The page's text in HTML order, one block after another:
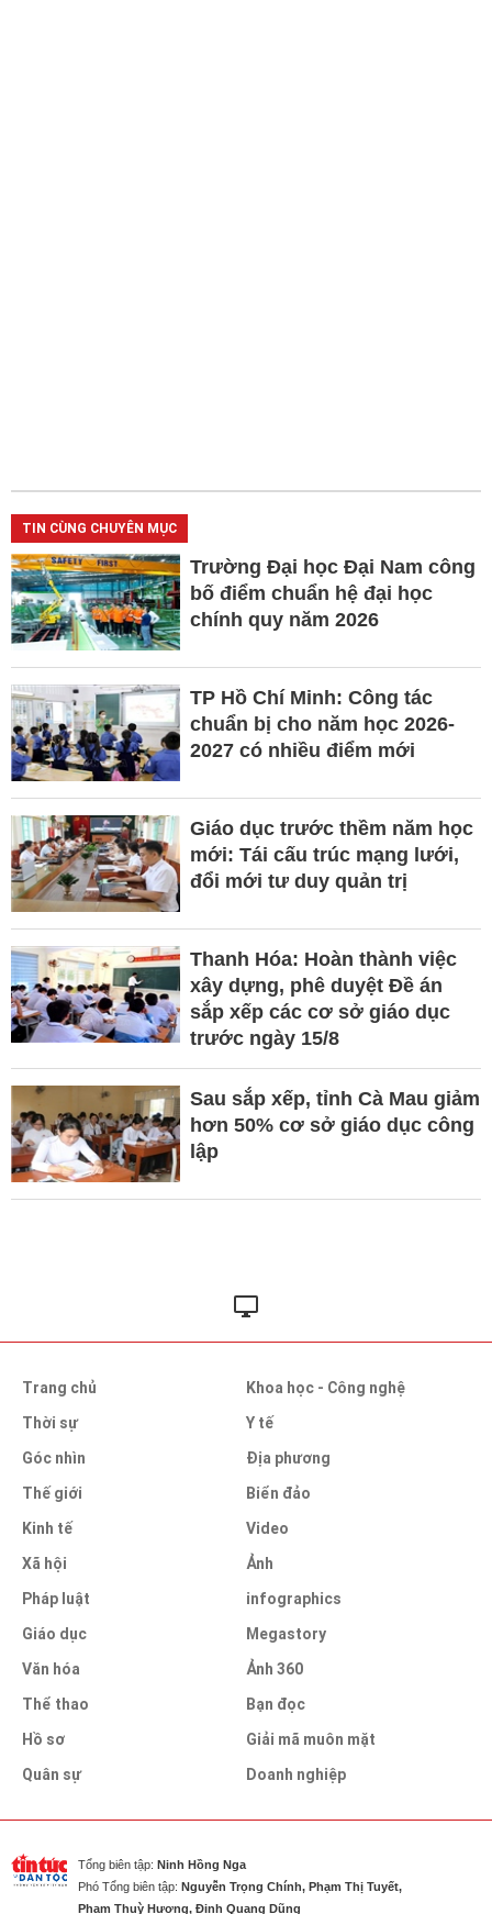
TIN CÙNG CHUYÊN MỤC
Trường Đại học Đại Nam công
bố điểm chuẩn hệ đại học
chính quy năm 2026
TP Hồ Chí Minh: Công tác
chuẩn bị cho năm học 2026-
2027 có nhiều điểm mới
Giáo dục trước thềm năm học
mới: Tái cấu trúc mạng lưới,
đổi mới tư duy quản trị
Thanh Hóa: Hoàn thành việc
xây dựng, phê duyệt Đề án
sắp xếp các cơ sở giáo dục
trước ngày 15/8
Sau sắp xếp, tỉnh Cà Mau giảm
hơn 50% cơ sở giáo dục công
lập
Trang chủ
Thời sự
Góc nhìn
Thế giới
Kinh tế
Xã hội
Pháp luật
Giáo dục
Văn hóa
Thể thao
Hồ sơ
Quân sự
Khoa học - Công nghệ
Y tế
Địa phương
Biển đảo
Video
Ảnh
infographics
Megastory
Ảnh 360
Bạn đọc
Giải mã muôn mặt
Doanh nghiệp
Tổng biên tập: Ninh Hồng Nga
Phó Tổng biên tập: Nguyễn Trọng Chính, Phạm Thị Tuyết,
Phạm Thuỳ Hương, Đinh Quang Dũng